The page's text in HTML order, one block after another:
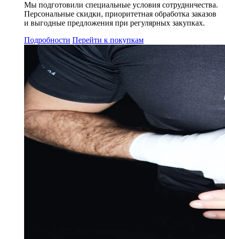
Мы подготовили специальные условия сотрудничества.
Персональные скидки, приоритетная обработка заказов
и выгодные предложения при регулярных закупках.
Подробности Перейти к покупкам